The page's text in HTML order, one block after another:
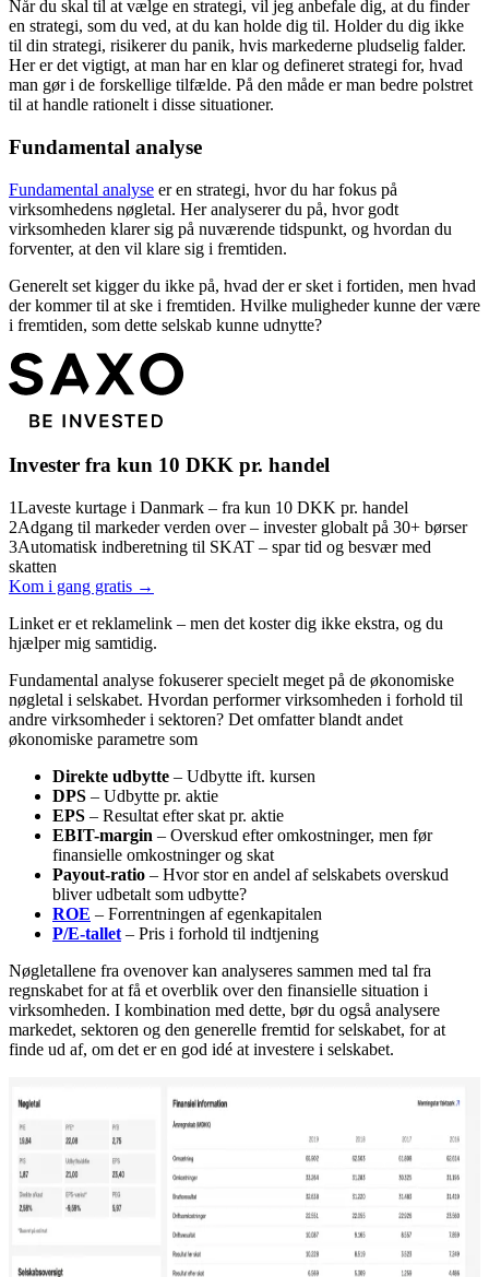
Når du skal til at vælge en strategi, vil jeg anbefale dig, at du finder
en strategi, som du ved, at du kan holde dig til. Holder du dig ikke
til din strategi, risikerer du panik, hvis markederne pludselig falder.
Her er det vigtigt, at man har en klar og defineret strategi for, hvad
man gør i de forskellige tilfælde. På den måde er man bedre polstret
til at handle rationelt i disse situationer.
Fundamental analyse
Fundamental analyse er en strategi, hvor du har fokus på
virksomhedens nøgletal. Her analyserer du på, hvor godt
virksomheden klarer sig på nuværende tidspunkt, og hvordan du
forventer, at den vil klare sig i fremtiden.
Generelt set kigger du ikke på, hvad der er sket i fortiden, men hvad
der kommer til at ske i fremtiden. Hvilke muligheder kunne der være
i fremtiden, som dette selskab kunne udnytte?
Invester fra kun 10 DKK pr. handel
1Laveste kurtage i Danmark – fra kun 10 DKK pr. handel
2Adgang til markeder verden over – invester globalt på 30+ børser
3Automatisk indberetning til SKAT – spar tid og besvær med
skatten
Kom i gang gratis →
Linket er et reklamelink – men det koster dig ikke ekstra, og du
hjælper mig samtidig.
Fundamental analyse fokuserer specielt meget på de økonomiske
nøgletal i selskabet. Hvordan performer virksomheden i forhold til
andre virksomheder i sektoren? Det omfatter blandt andet
økonomiske parametre som
Direkte udbytte – Udbytte ift. kursen
DPS – Udbytte pr. aktie
EPS – Resultat efter skat pr. aktie
EBIT-margin – Overskud efter omkostninger, men før
finansielle omkostninger og skat
Payout-ratio – Hvor stor en andel af selskabets overskud
bliver udbetalt som udbytte?
ROE – Forrentningen af egenkapitalen
P/E-tallet – Pris i forhold til indtjening
Nøgletallene fra ovenover kan analyseres sammen med tal fra
regnskabet for at få et overblik over den finansielle situation i
virksomheden. I kombination med dette, bør du også analysere
markedet, sektoren og den generelle fremtid for selskabet, for at
finde ud af, om det er en god idé at investere i selskabet.